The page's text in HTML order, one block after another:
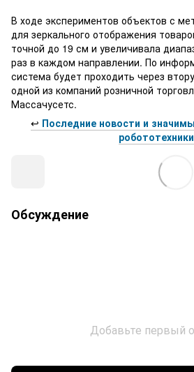
В ходе экспериментов объектов с
для зеркального отображения
точной до 19 см и увеличивала
раз в каждом направлении. По
система будет проходить через
одной из компаний розничной
Массачусетс.
↩️ Последние новости и
робототехники
Обсуждение
Добавьте первый